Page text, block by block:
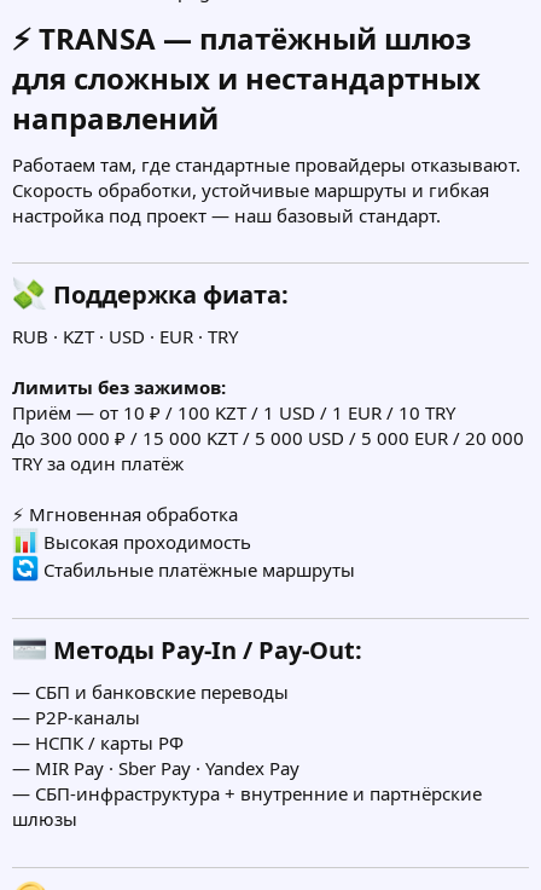
⚡️ TRANSA — платёжный шлюз
для сложных и нестандартных
направлений​
Работаем там, где стандартные провайдеры отказывают.
Скорость обработки, устойчивые маршруты и гибкая
настройка под проект — наш базовый стандарт.
Поддержка фиата:​
RUB · KZT · USD · EUR · TRY
Лимиты без зажимов:
Приём — от 10 ₽ / 100 KZT / 1 USD / 1 EUR / 10 TRY
До 300 000 ₽ / 15 000 KZT / 5 000 USD / 5 000 EUR / 20 000
TRY за один платёж
⚡️ Мгновенная обработка
Высокая проходимость
Стабильные платёжные маршруты
Методы Pay-In / Pay-Out:​
— СБП и банковские переводы
— P2P-каналы
— НСПК / карты РФ
— MIR Pay · Sber Pay · Yandex Pay
— СБП-инфраструктура + внутренние и партнёрские
шлюзы